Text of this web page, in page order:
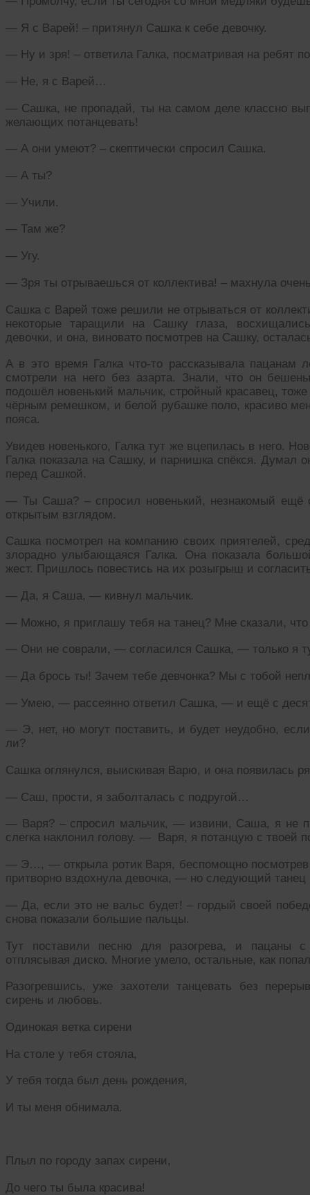
— Я с Варей! – притянул Сашка к себе девочку.
— Ну и зря! – ответила Галка, посматривая на ребят
— Не, я с Варей…
— Сашка, не пропадай, ты на самом деле классно
желающих потанцевать!
— А они умеют? – скептически спросил Сашка.
— А ты?
— Учили.
— Там же?
— Угу.
— Зря ты отрываешься от коллектива! – махнула
Сашка с Варей тоже решили не отрываться от
некоторые таращили на Сашку глаза,
девочки, и она, виновато посмотрев на Сашку,
А в это время Галка что-то рассказывала пацанам
смотрели на него без азарта. Знали, что он
подошёл новенький мальчик, стройный красавец,
чёрным ремешком, и белой рубашке поло, красиво
пояса.
Увидев новенького, Галка тут же вцепилась в него.
Галка показала на Сашку, и парнишка спёкся. Думал
перед Сашкой.
— Ты Саша? – спросил новенький, незнакомый ещё
открытым взглядом.
Сашка посмотрел на компанию своих приятелей,
злорадно улыбающаяся Галка. Она показала
жест. Пришлось повестись на их розыгрыш и
— Да, я Саша, — кивнул мальчик.
— Можно, я приглашу тебя на танец? Мне сказали,
— Они не соврали, — согласился Сашка, — только я
— Да брось ты! Зачем тебе девчонка? Мы с тобой
— Умею, — рассеянно ответил Сашка, — и ещё с
— Э, нет, но могут поставить, и будет неудобно,
ли?
Сашка оглянулся, выискивая Варю, и она появилась
— Саш, прости, я заболталась с подругой…
— Варя? – спросил мальчик, — извини, Саша, я не
слегка наклонил голову. — Варя, я потанцую с твоей
— Э…, — открыла ротик Варя, беспомощно
притворно вздохнула девочка, — но следующий
— Да, если это не вальс будет! – гордый своей
снова показали большие пальцы.
Тут поставили песню для разогрева, и пацаны
отплясывая диско. Многие умело, остальные, как
Разогревшись, уже захотели танцевать без
сирень и любовь.
Одинокая ветка сирени
На столе у тебя стояла,
У тебя тогда был день рождения,
И ты меня обнимала.
Плыл по городу запах сирени,
До чего ты была красива!